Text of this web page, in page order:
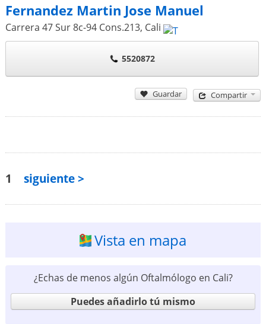
Fernandez Martin Jose Manuel
Carrera 47 Sur 8c-94 Cons.213, Cali
5520872
Guardar Compartir
1 siguiente >
Vista en mapa
¿Echas de menos algún Oftalmólogo en Cali?
Puedes añadirlo tú mismo